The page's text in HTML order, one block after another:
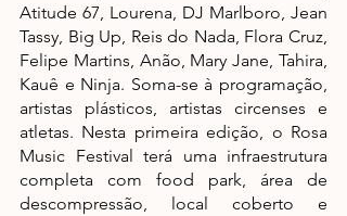
Atitude 67, Lourena, DJ Marlboro, Jean
Tassy, Big Up, Reis do Nada, Flora Cruz,
Felipe Martins, Anão, Mary Jane, Tahira,
Kauê e Ninja. Soma-se à programação,
artistas plásticos, artistas circenses e
atletas. Nesta primeira edição, o Rosa
Music Festival terá uma infraestrutura
completa com food park, área de
descompressão, local coberto e